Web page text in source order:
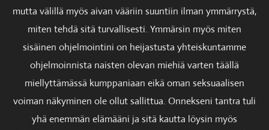
mutta välillä myös aivan vääriin suuntiin ilman ymmärrystä,
miten tehdä sitä turvallisesti. Ymmärsin myös miten
sisäinen ohjelmointini on heijastusta yhteiskuntamme
ohjelmoinnista naisten olevan miehiä varten täällä
miellyttämässä kumppaniaan eikä oman seksuaalisen
voiman näkyminen ole ollut sallittua. Onnekseni tantra tuli
yhä enemmän elämääni ja sitä kautta löysin myös